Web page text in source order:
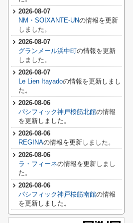
2026-08-07
NM・SOIXANTE-UNの情報を更新
しました。
2026-08-07
グランメール浜中町の情報を更新
しました。
2026-08-07
Le Lien Itayadoの情報を更新しまし
た。
2026-08-06
パシフィック神戸桜筋北館の情報
を更新しました。
2026-08-06
REGINAの情報を更新しました。
2026-08-06
ラ・フィーネの情報を更新しまし
た。
2026-08-06
パシフィック神戸桜筋南館の情報
を更新しました。